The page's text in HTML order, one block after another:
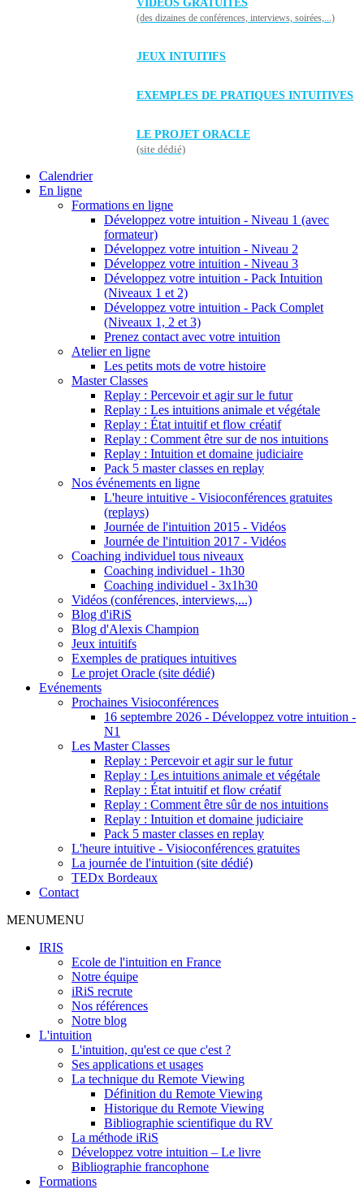
VIDÉOS GRATUITES
(des dizaines de conférences, interviews, soirées,...)
JEUX INTUITIFS
EXEMPLES DE PRATIQUES INTUITIVES
LE PROJET ORACLE
(site dédié)
Calendrier
En ligne
Formations en ligne
Développez votre intuition - Niveau 1 (avec
formateur)
Développez votre intuition - Niveau 2
Développez votre intuition - Niveau 3
Développez votre intuition - Pack Intuition
(Niveaux 1 et 2)
Développez votre intuition - Pack Complet
(Niveaux 1, 2 et 3)
Prenez contact avec votre intuition
Atelier en ligne
Les petits mots de votre histoire
Master Classes
Replay : Percevoir et agir sur le futur
Replay : Les intuitions animale et végétale
Replay : État intuitif et flow créatif
Replay : Comment être sur de nos intuitions
Replay : Intuition et domaine judiciaire
Pack 5 master classes en replay
Nos événements en ligne
L'heure intuitive - Visioconférences gratuites
(replays)
Journée de l'intuition 2015 - Vidéos
Journée de l'intuition 2017 - Vidéos
Coaching individuel tous niveaux
Coaching individuel - 1h30
Coaching individuel - 3x1h30
Vidéos (conférences, interviews,...)
Blog d'iRiS
Blog d'Alexis Champion
Jeux intuitifs
Exemples de pratiques intuitives
Le projet Oracle (site dédié)
Evénements
Prochaines Visioconférences
16 septembre 2026 - Développez votre intuition -
N1
Les Master Classes
Replay : Percevoir et agir sur le futur
Replay : Les intuitions animale et végétale
Replay : État intuitif et flow créatif
Replay : Comment être sûr de nos intuitions
Replay : Intuition et domaine judiciaire
Pack 5 master classes en replay
L'heure intuitive - Visioconférences gratuites
La journée de l'intuition (site dédié)
TEDx Bordeaux
Contact
MENUMENU
IRIS
Ecole de l'intuition en France
Notre équipe
iRiS recrute
Nos références
Notre blog
L'intuition
L'intuition, qu'est ce que c'est ?
Ses applications et usages
La technique du Remote Viewing
Définition du Remote Viewing
Historique du Remote Viewing
Bibliographie scientifique du RV
La méthode iRiS
Développez votre intuition – Le livre
Bibliographie francophone
Formations